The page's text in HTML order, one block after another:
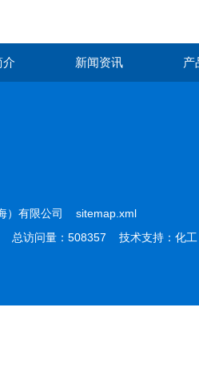
介 新闻资讯 产
）有限公司 sitemap.xml
总访问量：508357 技术支持： 化工